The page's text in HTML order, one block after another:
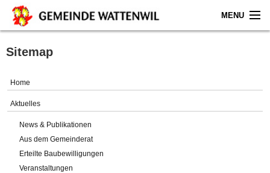
MENU
Home
Gemeinde
Verwaltung
Sitemap
Home
Aktuelles
News & Publikationen
Aus dem Gemeinderat
Erteilte Baubewilligungen
Veranstaltungen